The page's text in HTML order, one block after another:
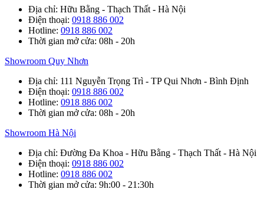
Địa chỉ: Hữu Bằng - Thạch Thất - Hà Nội
Điện thoại: 0918 886 002
Hotline: 0918 886 002
Thời gian mở cửa: 08h - 20h
Showroom Quy Nhơn
Địa chỉ: 111 Nguyễn Trọng Trì - TP Qui Nhơn - Bình Định
Điện thoại: 0918 886 002
Hotline: 0918 886 002
Thời gian mở cửa: 08h - 20h
Showroom Hà Nội
Địa chỉ: Đường Đa Khoa - Hữu Bằng - Thạch Thất - Hà Nội
Điện thoại: 0918 886 002
Hotline: 0918 886 002
Thời gian mở cửa: 9h:00 - 21:30h